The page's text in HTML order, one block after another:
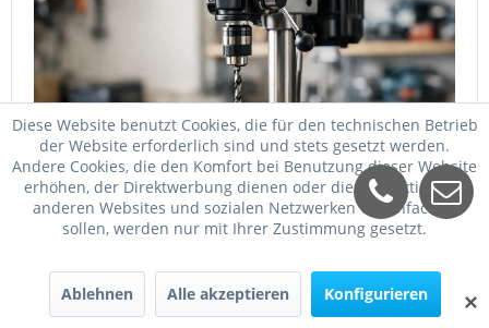
Tischbohrmaschine kaufen - worauf es
ankommt
Tischbohrmaschine kaufen: So wählen Sie Leistung,
Werkstatt, Betrieb und Hobby aus.
25. Mai 2026 ✕
Diese Website benutzt Cookies, die für den technischen Betrieb
der Website erforderlich sind und stets gesetzt werden.
Andere Cookies, die den Komfort bei Benutzung dieser Website
erhöhen, der Direktwerbung dienen oder die Interaktion mit
anderen Websites und sozialen Netzwerken vereinfachen
sollen, werden nur mit Ihrer Zustimmung gesetzt.
Ablehnen Alle akzeptieren Konfigurieren